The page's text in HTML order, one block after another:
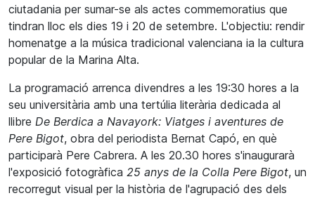
ciutadania per sumar-se als actes commemoratius que
tindran lloc els dies 19 i 20 de setembre. L'objectiu: rendir
homenatge a la música tradicional valenciana ia la cultura
popular de la Marina Alta.
La programació arrenca divendres a les 19:30 hores a la
seu universitària amb una tertúlia literària dedicada al
llibre De Berdica a Navayork: Viatges i aventures de
Pere Bigot, obra del periodista Bernat Capó, en què
participarà Pere Cabrera. A les 20.30 hores s'inaugurarà
l'exposició fotogràfica 25 anys de la Colla Pere Bigot, un
recorregut visual per la història de l'agrupació des dels